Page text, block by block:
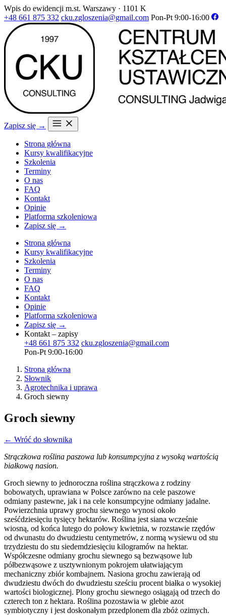
Wpis do ewidencji m.st. Warszawy · 1101 K
+48 661 875 332 cku.zgloszenia@gmail.com Pon-Pt 9:00-16:00
Zapisz się →
Strona główna
Kursy kwalifikacyjne
Szkolenia
Terminy
O nas
FAQ
Kontakt
Opinie
Platforma szkoleniowa
Zapisz się →
Strona główna
Kursy kwalifikacyjne
Szkolenia
Terminy
O nas
FAQ
Kontakt
Opinie
Platforma szkoleniowa
Zapisz się →
Kontakt – zapisy
+48 661 875 332 cku.zgloszenia@gmail.com
Pon-Pt 9:00-16:00
Strona główna
Słownik
Agrotechnika i uprawa
Groch siewny
Groch siewny
← Wróć do słownika
Strączkowa roślina paszowa lub konsumpcyjna z wysoką wartością
białkową nasion.
Groch siewny to jednoroczna roślina strączkowa z rodziny
bobowatych, uprawiana w Polsce zarówno na cele paszowe
odmiany pastewne, jak i na cele konsumpcyjne odmiany jadalne.
Powierzchnia uprawy grochu siewnego wynosi około
sześćdziesięciu tysięcy hektarów. Roślina jest siana wcześnie
wiosną, od końca lutego do połowy kwietnia, w rozstawie rzędów
od dwunastu do dwudziestu centymetrów, z normą wysiewu od stu
trzydziestu do stu siedemdziesięciu kilogramów na hektar.
Współczesne odmiany grochu siewnego są bezwąsowe lub
półbezwąsowe z usztywnionym pokrojem ułatwiającym
mechaniczny zbiór kombajnem. Nasiona grochu zawierają od
dwudziestu dwóch do dwudziestu sześciu procent białka o wysokiej
wartości biologicznej. Plony grochu siewnego osiągają od trzech do
czterech ton z hektara. Roślina pozostawia w glebie azot
symbiotyczny i jest doskonałym przedplonem dla zbóż ozimych.